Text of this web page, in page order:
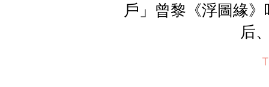
戶」曾黎《浮圖緣
后